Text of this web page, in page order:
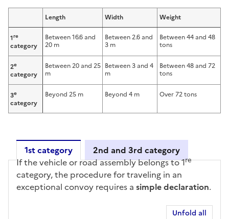
Length Width Weight
1re
category
Between 16.6 and
20 m
Between 2.6 and
3 m
Between 44 and 48
tons
2e
category
Between 20 and 25
m
Between 3 and 4
m
Between 48 and 72
tons
3e
category
Beyond 25 m Beyond 4 m Over 72 tons
1st category 2nd and 3rd category
1st category
If the vehicle or road assembly belongs to 1re
category, the procedure for traveling in an
exceptional convoy requires a simple declaration.
Unfold all